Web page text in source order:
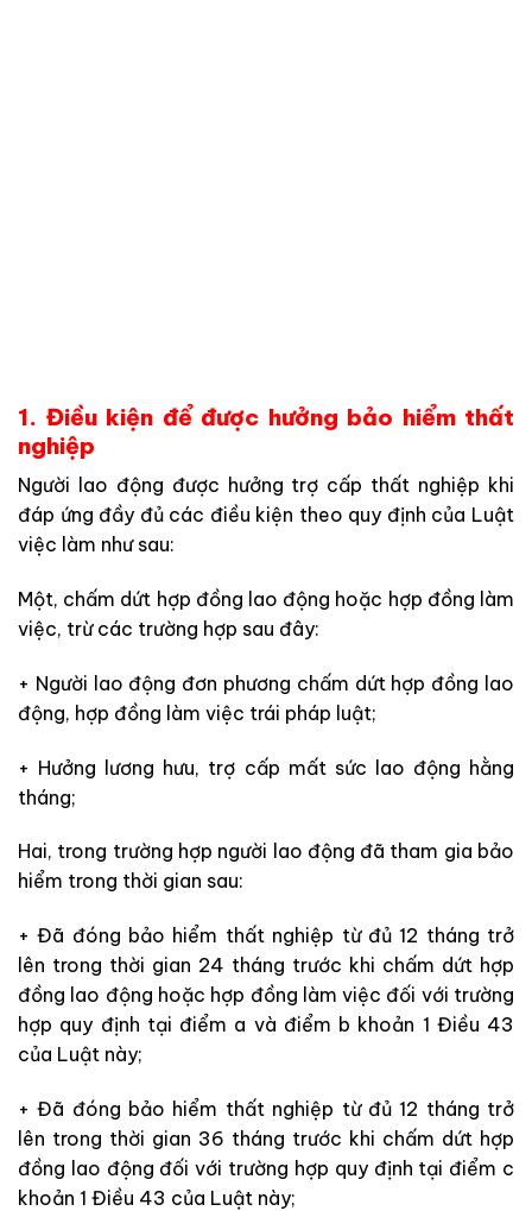
1. Điều kiện để được hưởng bảo hiểm thất
nghiệp
Người lao động được hưởng trợ cấp thất nghiệp khi
đáp ứng đầy đủ các điều kiện theo quy định của Luật
việc làm như sau:
Một, chấm dứt hợp đồng lao động hoặc hợp đồng làm
việc, trừ các trường hợp sau đây:
+ Người lao động đơn phương chấm dứt hợp đồng lao
động, hợp đồng làm việc trái pháp luật;
+ Hưởng lương hưu, trợ cấp mất sức lao động hằng
tháng;
Hai, trong trường hợp người lao động đã tham gia bảo
hiểm trong thời gian sau:
+ Đã đóng bảo hiểm thất nghiệp từ đủ 12 tháng trở
lên trong thời gian 24 tháng trước khi chấm dứt hợp
đồng lao động hoặc hợp đồng làm việc đối với trường
hợp quy định tại điểm a và điểm b khoản 1 Điều 43
của Luật này;
+ Đã đóng bảo hiểm thất nghiệp từ đủ 12 tháng trở
lên trong thời gian 36 tháng trước khi chấm dứt hợp
đồng lao động đối với trường hợp quy định tại điểm c
khoản 1 Điều 43 của Luật này;